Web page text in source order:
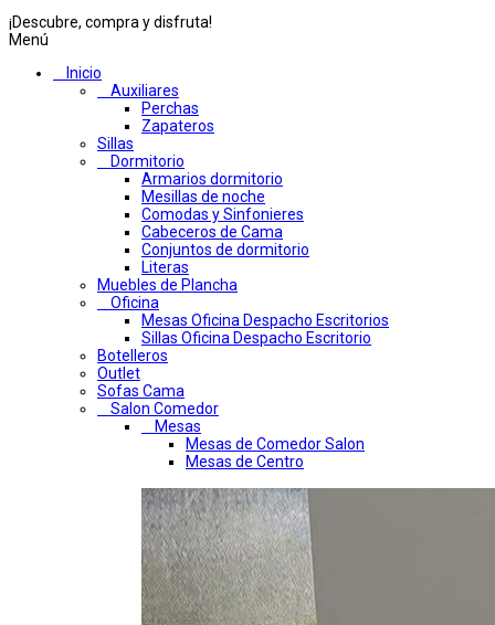
¡Descubre, compra y disfruta!
Menú
Inicio
Auxiliares
Perchas
Zapateros
Sillas
Dormitorio
Armarios dormitorio
Mesillas de noche
Comodas y Sinfonieres
Cabeceros de Cama
Conjuntos de dormitorio
Literas
Muebles de Plancha
Oficina
Mesas Oficina Despacho Escritorios
Sillas Oficina Despacho Escritorio
Botelleros
Outlet
Sofas Cama
Salon Comedor
Mesas
Mesas de Comedor Salon
Mesas de Centro